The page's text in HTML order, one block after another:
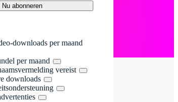
Nu abonneren
downloads per maand
per maand
vereist
downloads